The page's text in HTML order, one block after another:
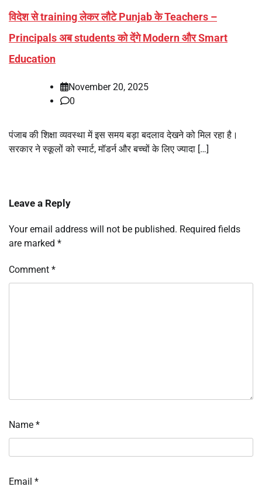
विदेश से training लेकर लौटे Punjab के Teachers –
Principals अब students को देंगे Modern और Smart
Education
November 20, 2025
0
पंजाब की शिक्षा व्यवस्था में इस समय बड़ा बदलाव देखने को मिल रहा है।
सरकार ने स्कूलों को स्मार्ट, मॉडर्न और बच्चों के लिए ज्यादा […]
Leave a Reply
Your email address will not be published. Required fields
are marked *
Comment *
Name *
Email *